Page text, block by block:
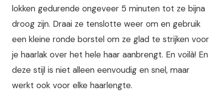
lokken gedurende ongeveer 5 minuten tot ze bijna
droog zijn. Draai ze tenslotte weer om en gebruik
een kleine ronde borstel om ze glad te strijken voor
je haarlak over het hele haar aanbrengt. En voilà! En
deze stijl is niet alleen eenvoudig en snel, maar
werkt ook voor elke haarlengte.